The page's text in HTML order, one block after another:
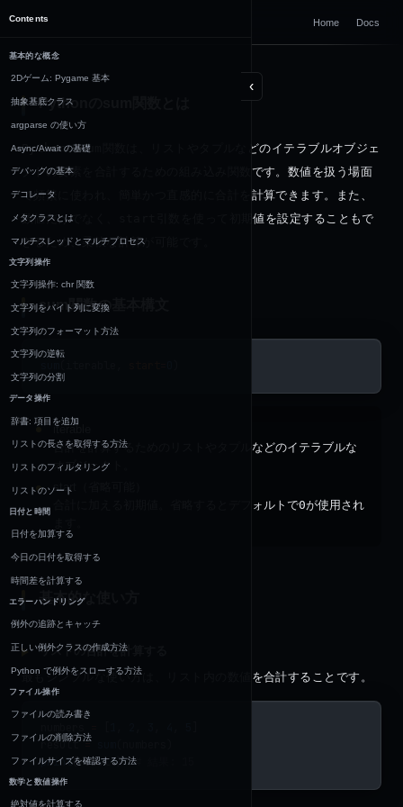
Home Docs
‹
Contents
基本的な概念
2Dゲーム: Pygame 基本
抽象基底クラス
argparse の使い方
Async/Await の基礎
デバッグの基本
デコレータ
メタクラスとは
マルチスレッドとマルチプロセス
文字列操作
文字列操作: chr 関数
文字列をバイト列に変換
文字列のフォーマット方法
文字列の逆転
文字列の分割
データ操作
辞書: 項目を追加
リストの長さを取得する方法
リストのフィルタリング
リストのソート
日付と時間
日付を加算する
今日の日付を取得する
時間差を計算する
エラーハンドリング
例外の追跡とキャッチ
正しい例外クラスの作成方法
Python で例外をスローする方法
ファイル操作
ファイルの読み書き
ファイルの削除方法
ファイルサイズを確認する方法
数学と数値操作
絶対値を計算する
Pythonのsum関数とは
Pythonのsum
関数は、リストやタプルなどのイテラブルオブジェ
クトの要素を合計するための組み込み関数です。数値を扱う場面
で頻繁に使われ、簡単かつ直感的に合計を計算できます。また、
数値だけでなく、
引数を使って初期値を設定することもで
きるため、柔軟な計算が可能です。
sum関数の基本構文
iterable
合計を計算するためのリストやタプルなどのイテラブルな
オブジェクト。
start（省略可能）
合計に加える初期値。省略するとデフォルトで0が使用され
基本的な使い方
リストの合計を計算する
最もシンプルな使い方は、リスト内の数値を合計することです。
result = sum
print(result) # 結果: 15